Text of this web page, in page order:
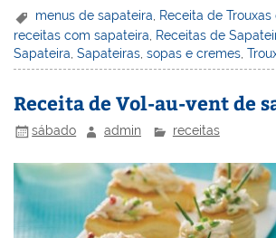
er
e
st
k
e
dI
n
c
e
b
o
o
k
itt
er
ai
l
h
o
o
M
l
t
menus de sapateira, Receita de
receitas com sapateira
Receitas de
Sapateira ,Sapateiras ,sopas e cremes ,
Receita de Vol-au-vent de
sábado admin receitas